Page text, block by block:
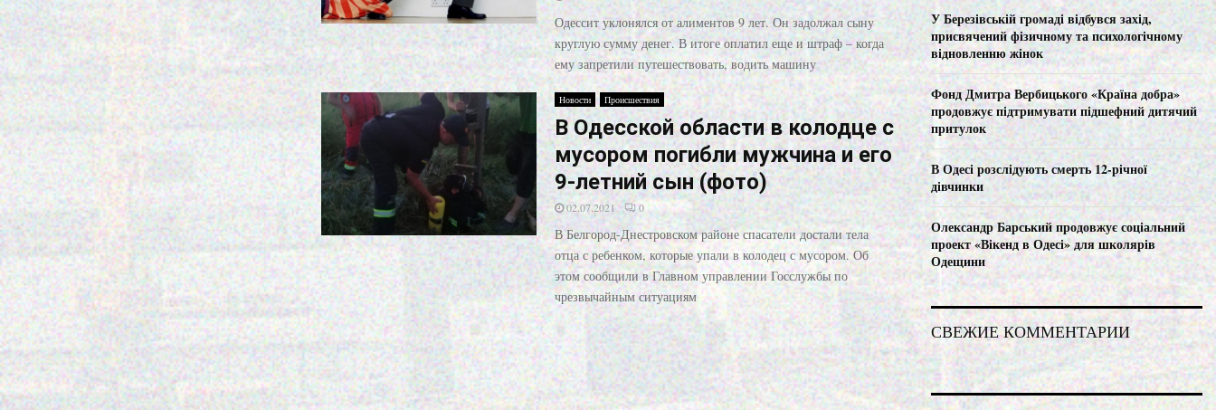
Одессит уклонялся от алиментов 9 лет. Он задолжал сыну
круглую сумму денег. В итоге оплатил еще и штраф – когда
ему запретили путешествовать, водить машину
Новости Происшествия
В Одесской области в колодце с
мусором погибли мужчина и его
9-летний сын (фото)
02.07.2021 0
В Белгород-Днестровском районе спасатели достали тела
отца с ребенком, которые упали в колодец с мусором. Об
этом сообщили в Главном управлении Госслужбы по
чрезвычайным ситуациям
C
H
У Березівській громаді відбувся захід,
присвячений фізичному та психологічному
відновленню жінок
Фонд Дмитра Вербицького «Країна добра»
продовжує підтримувати підшефний дитячий
притулок
В Одесі розслідують смерть 12-річної
дівчинки
Олександр Барський продовжує соціальний
проект «Вікенд в Одесі» для школярів
Одещини
СВЕЖИЕ КОММЕНТАРИИ